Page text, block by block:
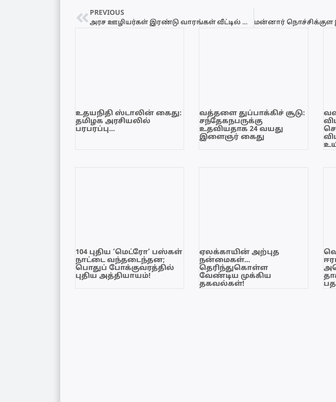
PREVIOUS
அரச ஊழியர்கள் இரண்டு வாரங்கள் வீட்டில் இருந்து பணியாற்றும் திட்டம் அறிவிப்பு
உதயநிதி ஸ்டாலின் கைது:
தமிழக அரசியலில்
பரபரப்பு…
வத்தளை துப்பாக்கிச் சூடு:
சந்தேகநபருக்கு
உதவியதாக 24 வயது
இளைஞர் கைது
104 புதிய ‘மெட்ரோ’ பஸ்கள்
நாட்டை வந்தடைந்தன;
பொதுப் போக்குவரத்தில்
புதிய அத்தியாயம்!
ஏலக்காயின் அற்புத
நன்மைகள்…
தெரிந்துகொள்ள
வேண்டிய முக்கிய
தகவல்கள்!